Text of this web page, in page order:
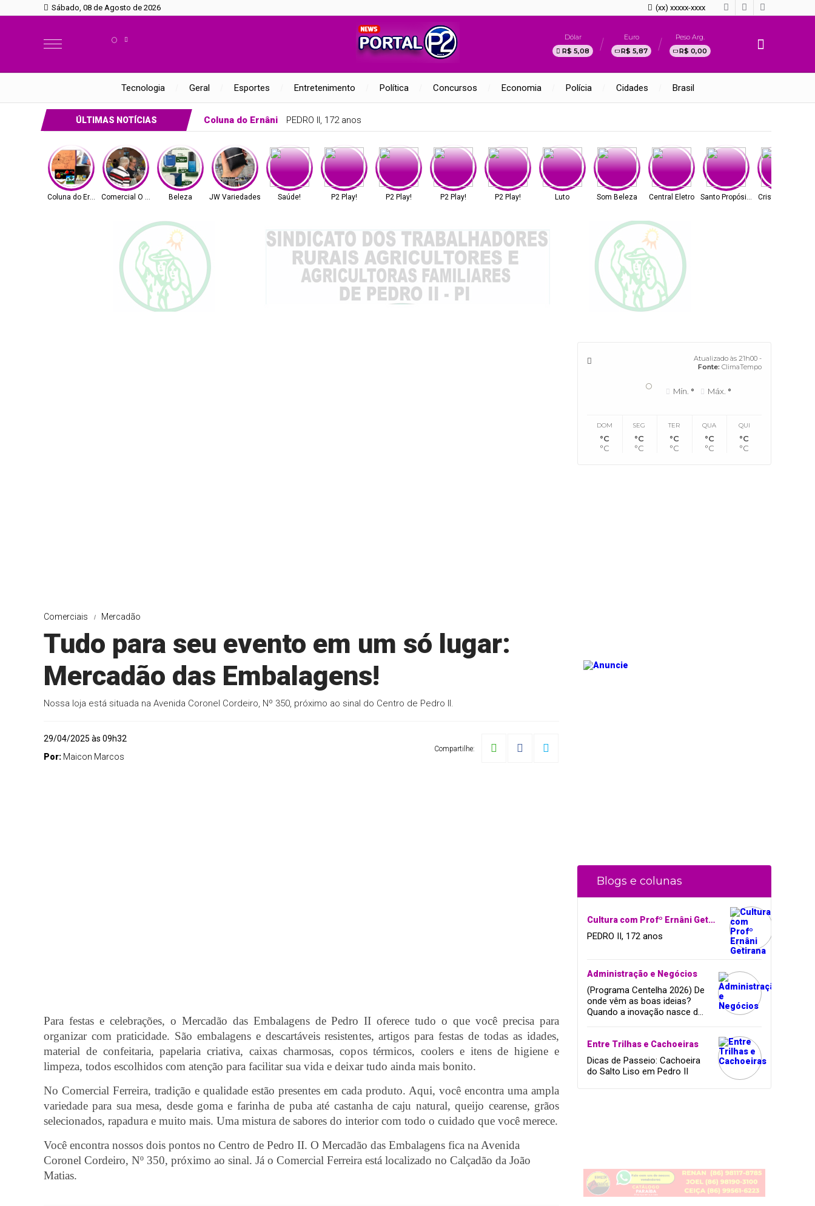
Sábado, 08 de Agosto de 2026 (xx) xxxxx-xxxx
°
Dólar
R$ 5,08
Euro
R$ 5,87
Peso Arg.
R$ 0,00
Tecnologia Geral Esportes Entretenimento Política Concursos Economia Polícia Cidades Brasil
ÚLTIMAS NOTÍCIAS Coluna do Ernâni PEDRO II, 172 anos
Coluna do ErnâniComercial O FerreiraBeleza JW Variedades Saúde! P2 Play! P2 Play! P2 Play! P2 Play! Luto Som Beleza Central Eletro Santo Propósito Cristal Vidros
Comerciais Mercadão
Tudo para seu evento em um só lugar:
Mercadão das Embalagens!
Nossa loja está situada na Avenida Coronel Cordeiro, Nº 350, próximo ao sinal do Centro de Pedro II.
29/04/2025 às 09h32
Por: Maicon Marcos
Compartilhe:
Para festas e celebrações, o Mercadão das Embalagens de Pedro II oferece tudo o que você precisa para
organizar com praticidade. São embalagens e descartáveis resistentes, artigos para festas de todas as idades,
material de confeitaria, papelaria criativa, caixas charmosas, copos térmicos, coolers e itens de higiene e
limpeza, todos escolhidos com atenção para facilitar sua vida e deixar tudo ainda mais bonito.
No Comercial Ferreira, tradição e qualidade estão presentes em cada produto. Aqui, você encontra uma ampla
variedade para sua mesa, desde goma e farinha de puba até castanha de caju natural, queijo cearense, grãos
selecionados, rapadura e muito mais. Uma mistura de sabores do interior com todo o cuidado que você merece.
Você encontra nossos dois pontos no Centro de Pedro II. O Mercadão das Embalagens fica na Avenida
Coronel Cordeiro, Nº 350, próximo ao sinal. Já o Comercial Ferreira está localizado no Calçadão da João
Matias.
Atualizado às 21h00 -
Fonte: ClimaTempo
° Mín. ° Máx. °
DOM
°C
°C
SEG
°C
°C
TER
°C
°C
QUA
°C
°C
QUI
°C
°C
Blogs e colunas
Cultura com Profº Ernâni Getirana
PEDRO II, 172 anos
Administração e Negócios
(Programa Centelha 2026) De
onde vêm as boas ideias?
Quando a inovação nasce da
Entre Trilhas e Cachoeiras
Dicas de Passeio: Cachoeira
do Salto Liso em Pedro II